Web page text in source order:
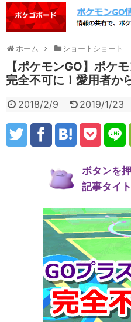
ホーム ショートショート
【ポケモンGO】ポケ
完全不可に！愛用者か
2018/2/9 2019/1/23
ボタンを
記事タイ